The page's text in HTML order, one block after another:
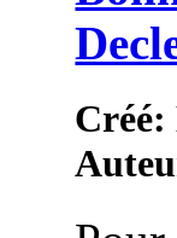
Créé: